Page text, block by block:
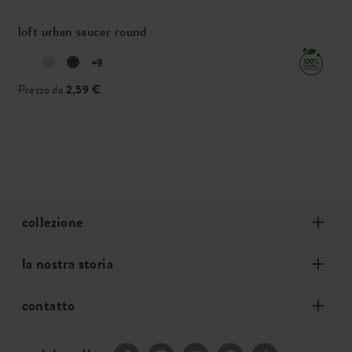
loft urban saucer round
+9
Prezzo da 2,59 €
collezione
la nostra storia
contatto